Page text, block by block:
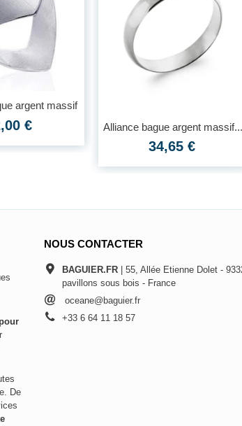
argent massif
€ Alliance bague argent massif...
34,65 €
De
NOUS CONTACTER
BAGUIER.FR| 55, Allée Etienne Dolet -
pavillons sous bois - France
oceane@baguier.fr
+33 6 64 11 18 57